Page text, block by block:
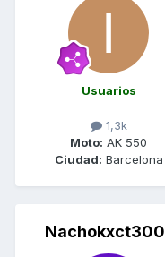
Usuarios
1,3k
Moto: AK 550
Ciudad: Barcelona
Nachokxct300